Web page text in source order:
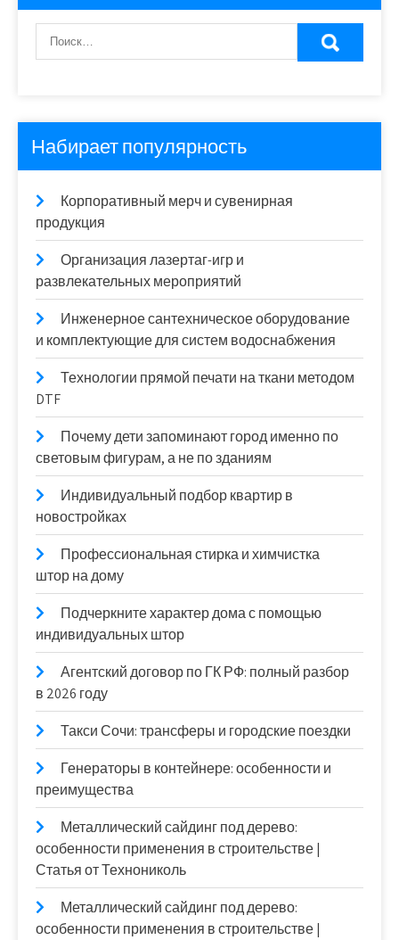
Набирает популярность
Корпоративный мерч и сувенирная
продукция
Организация лазертаг-игр и
развлекательных мероприятий
Инженерное сантехническое оборудование
и комплектующие для систем водоснабжения
Технологии прямой печати на ткани методом
DTF
Почему дети запоминают город именно по
световым фигурам, а не по зданиям
Индивидуальный подбор квартир в
новостройках
Профессиональная стирка и химчистка
штор на дому
Подчеркните характер дома с помощью
индивидуальных штор
Агентский договор по ГК РФ: полный разбор
в 2026 году
Такси Сочи: трансферы и городские поездки
Генераторы в контейнере: особенности и
преимущества
Металлический сайдинг под дерево:
особенности применения в строительстве |
Статья от Технониколь
Металлический сайдинг под дерево:
особенности применения в строительстве |